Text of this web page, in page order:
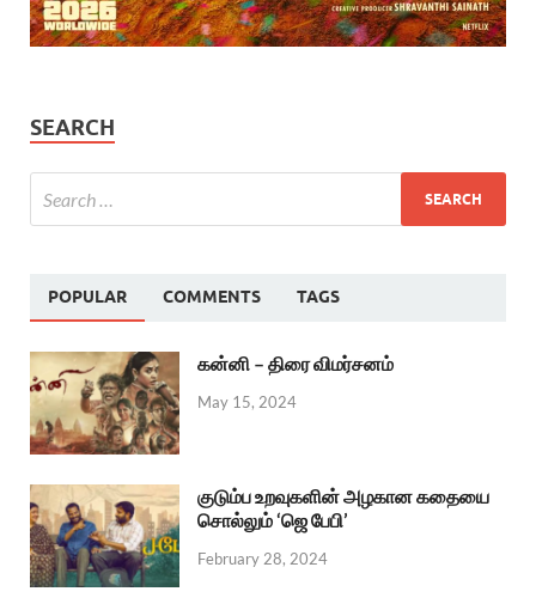
SEARCH
POPULAR COMMENTS TAGS
கன்னி – திரை விமர்சனம்
May 15, 2024
குடும்ப உறவுகளின் அழகான கதையை
சொல்லும் ‘ஜெ பேபி’
February 28, 2024